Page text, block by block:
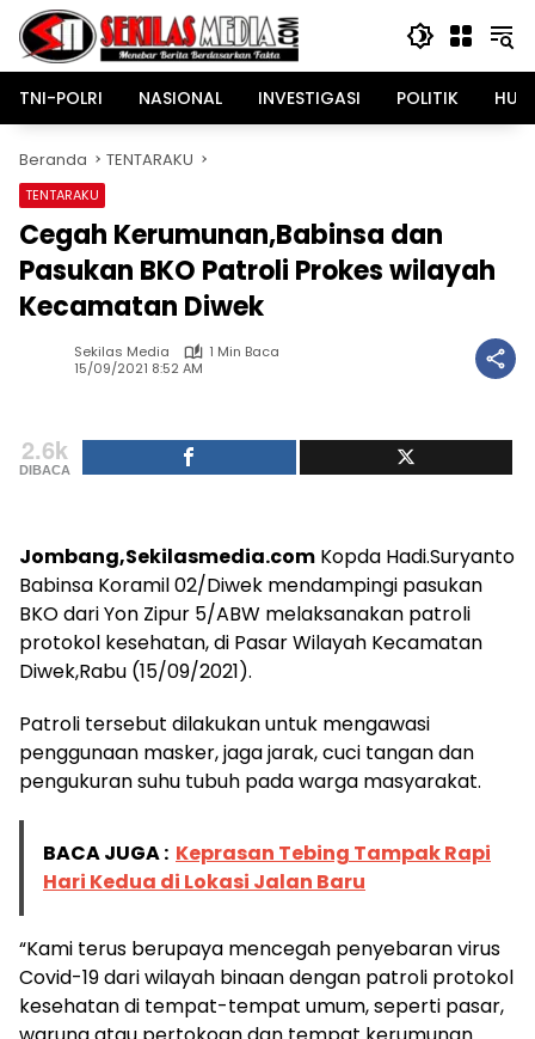
Langsung
konten
TNI-POLRI
NASIONAL INVESTIGASI POLITIK
Beranda TENTARAKU
TENTARAKU
Cegah Kerumunan,Babinsa dan
Pasukan BKO Patroli Prokes wilayah
Kecamatan Diwek
Sekilas Media
1 Min Baca
15/09/2021 8:52 AM
2.6k
DIBACA
Jombang,Sekilasmedia.com Kopda Hadi.Suryanto
Babinsa Koramil 02/Diwek mendampingi pasukan
BKO dari Yon Zipur 5/ABW melaksanakan patroli
protokol kesehatan, di Pasar Wilayah Kecamatan
Diwek,Rabu (15/09/2021).
Patroli tersebut dilakukan untuk mengawasi
penggunaan masker, jaga jarak, cuci tangan dan
pengukuran suhu tubuh pada warga masyarakat.
BACA JUGA : Keprasan Tebing Tampak Rapi
Hari Kedua di Lokasi Jalan Baru
“Kami terus berupaya mencegah penyebaran virus
Covid-19 dari wilayah binaan dengan patroli protokol
kesehatan di tempat-tempat umum, seperti pasar,